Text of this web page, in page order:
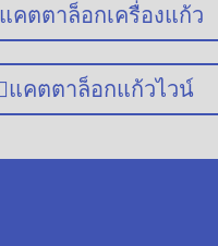
แคตตาล็อกเครื่องแก้ว
แคตตาล็อกแก้วไวน์